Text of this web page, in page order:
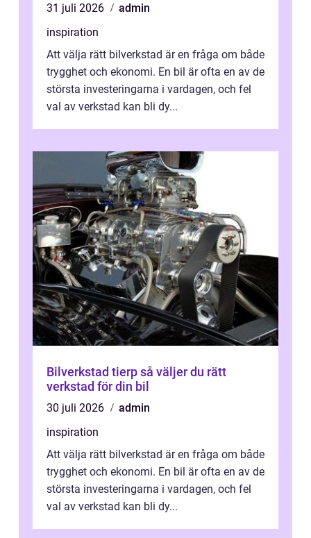
31 juli 2026
admin
inspiration
Att välja rätt bilverkstad är en fråga om både
trygghet och ekonomi. En bil är ofta en av de
största investeringarna i vardagen, och fel
val av verkstad kan bli dy...
Bilverkstad tierp så väljer du rätt
verkstad för din bil
30 juli 2026
admin
inspiration
Att välja rätt bilverkstad är en fråga om både
trygghet och ekonomi. En bil är ofta en av de
största investeringarna i vardagen, och fel
val av verkstad kan bli dy...